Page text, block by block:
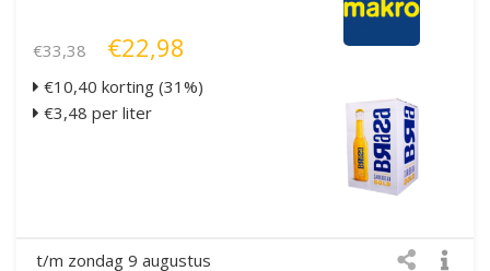
€33,38 €22,98
€10,40 korting (31%)
€3,48 per liter
t/m zondag 9 augustus